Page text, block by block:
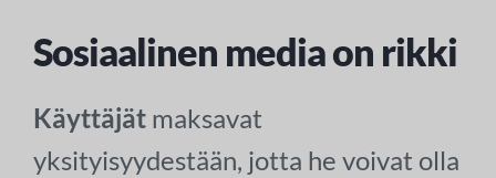
Sosiaalinen media on rikki
Käyttäjät maksavat
yksityisyydestään, jotta he voivat olla